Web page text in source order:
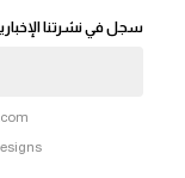
سجل في نشرتنا